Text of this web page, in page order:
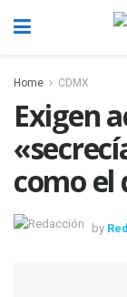
Home CDMX
Exigen
como el
by